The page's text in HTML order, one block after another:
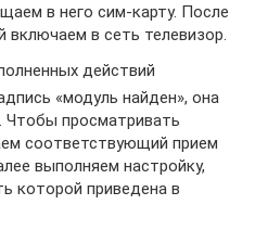
в него сим-карту. После
включаем в сеть телевизор.
действий
«модуль найден», она
Чтобы просматривать
соответствующий прием
выполняем настройку,
которой приведена в